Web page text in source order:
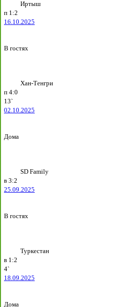
Иртыш
п 1:2
16.10.2025
В гостях
Хан-Тенгри
п 4:0
13`
02.10.2025
Дома
SD Family
в 3:2
25.09.2025
В гостях
Туркестан
в 1:2
4`
18.09.2025
Дома